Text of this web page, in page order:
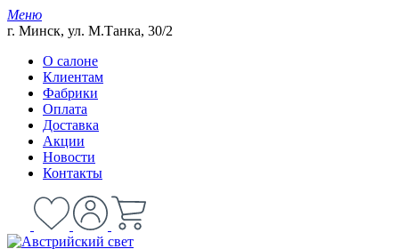
Меню
г. Минск, ул. М.Танка, 30/2
О салоне
Клиентам
Фабрики
Оплата
Доставка
Акции
Новости
Контакты